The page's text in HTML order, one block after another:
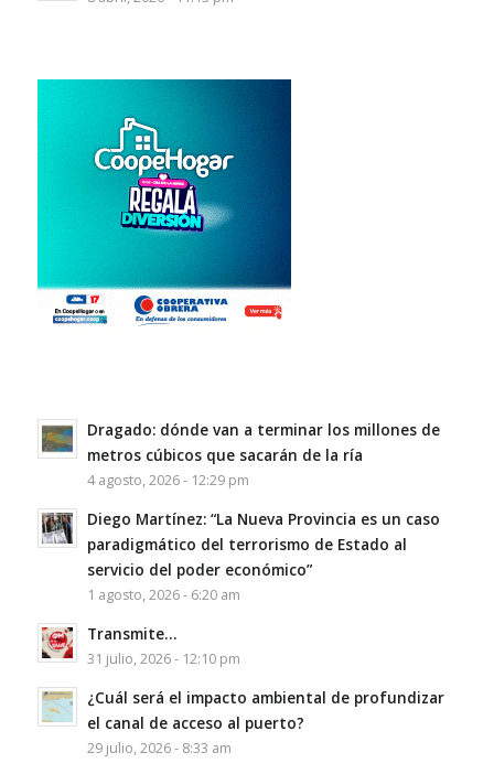
Dragado: dónde van a terminar los millones de
metros cúbicos que sacarán de la ría
4 agosto, 2026 - 12:29 pm
Diego Martínez: “La Nueva Provincia es un caso
paradigmático del terrorismo de Estado al
servicio del poder económico”
1 agosto, 2026 - 6:20 am
Transmite…
31 julio, 2026 - 12:10 pm
¿Cuál será el impacto ambiental de profundizar
el canal de acceso al puerto?
29 julio, 2026 - 8:33 am